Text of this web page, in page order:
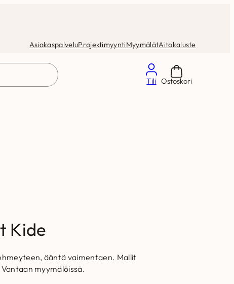
AsiakaspalveluProjektimyyntiMyymälätAitokaluste
Kide
ääntä vaimentaen. Mallit
myymälöissä.